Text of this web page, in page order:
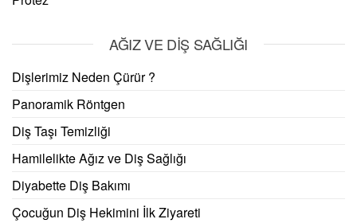
AĞIZ VE DIŞ SAĞLIĞI
Dişlerimiz Neden Çürür ?
Panoramik Röntgen
Diş Taşı Temizliği
Hamilelikte Ağız ve Diş Sağlığı
Diyabette Diş Bakımı
Çocuğun Diş Hekimini İlk Ziyareti